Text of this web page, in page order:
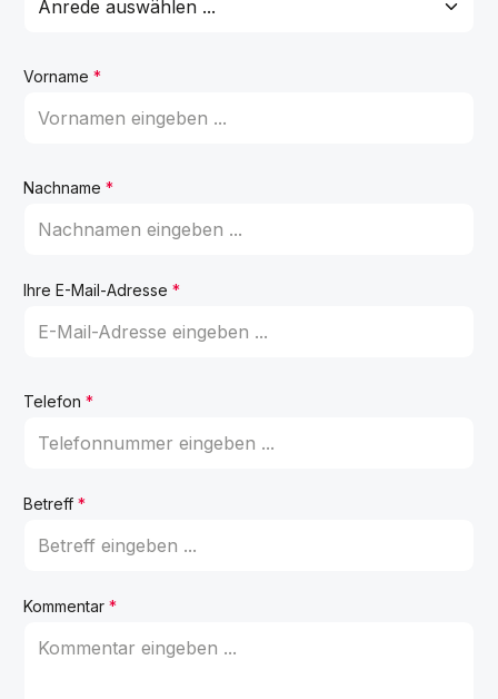
Vorname *
Nachname *
Ihre E-Mail-Adresse *
Telefon *
Betreff *
Kommentar *